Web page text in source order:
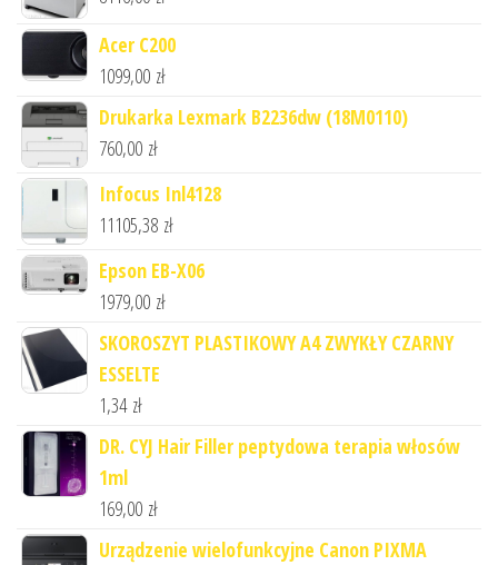
Acer C200
1099,00 zł
Drukarka Lexmark B2236dw (18M0110)
760,00 zł
Infocus Inl4128
11105,38 zł
Epson EB-X06
1979,00 zł
SKOROSZYT PLASTIKOWY A4 ZWYKŁY CZARNY
ESSELTE
1,34 zł
DR. CYJ Hair Filler peptydowa terapia włosów
1ml
169,00 zł
Urządzenie wielofunkcyjne Canon PIXMA